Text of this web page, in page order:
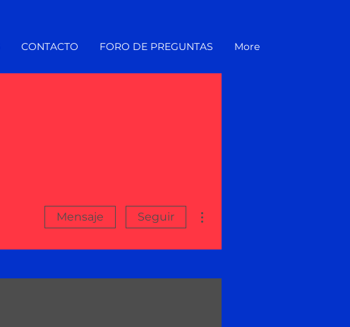
CONTACTO FORO DE PREGUNTAS More
Mensaje Seguir